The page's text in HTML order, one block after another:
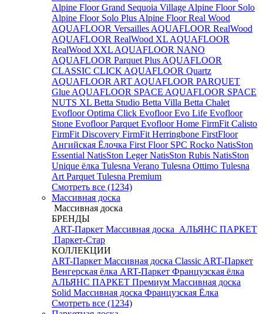
Alpine Floor Grand Sequoia Village Alpine Floor Solo
Alpine Floor Solo Plus Alpine Floor Real Wood
AQUAFLOOR Versailles AQUAFLOOR RealWood
AQUAFLOOR RealWood XL AQUAFLOOR
RealWood XXL AQUAFLOOR NANO
AQUAFLOOR Parquet Plus AQUAFLOOR
CLASSIC CLICK AQUAFLOOR Quartz
AQUAFLOOR ART AQUAFLOOR PARQUET
Glue AQUAFLOOR SPACE AQUAFLOOR SPACE
NUTS XL Betta Studio Betta Villa Betta Chalet
Evofloor Optima Click Evofloor Evo Life Evofloor
Stone Evofloor Parquet Evofloor Home FirmFit Calisto
FirmFit Discovery FirmFit Herringbone FirstFloor
Ангийская Ёлочка First Floor SPC Rocko NatisSton
Essential NatisSton LegerNatisSton Rubis NatisSton
Unique ёлка Tulesna Verano Tulesna Ottimo Tulesna
Art Parquet Tulesna Premium
Смотреть все (1234)
Массивная доска
Массивная доска
БРЕНДЫ
ART-Паркет Массивная доска АЛЬЯНС ПАРКЕТ
Паркет-Стар
КОЛЛЕКЦИИ
ART-Паркет Массивная доска Classic ART-Паркет
Венгерская ёлка ART-Паркет Французская ёлка
АЛЬЯНС ПАРКЕТ Премиум Массивная доска
Solid Массивная доска Французская Ёлка
Смотреть все (1234)